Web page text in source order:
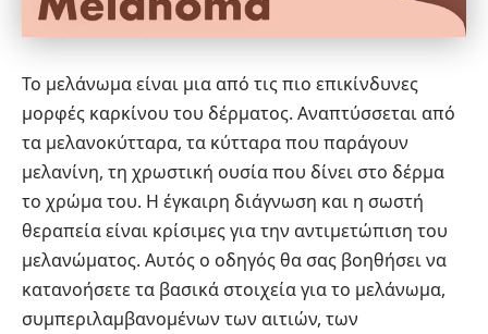
Το μελάνωμα είναι μια από τις πιο επικίνδυνες
μορφές καρκίνου του δέρματος. Αναπτύσσεται από
τα μελανοκύτταρα, τα κύτταρα που παράγουν
μελανίνη, τη χρωστική ουσία που δίνει στο δέρμα
το χρώμα του. Η έγκαιρη διάγνωση και η σωστή
θεραπεία είναι κρίσιμες για την αντιμετώπιση του
μελανώματος. Αυτός ο οδηγός θα σας βοηθήσει να
κατανοήσετε τα βασικά στοιχεία για το μελάνωμα,
συμπεριλαμβανομένων των αιτιών, των